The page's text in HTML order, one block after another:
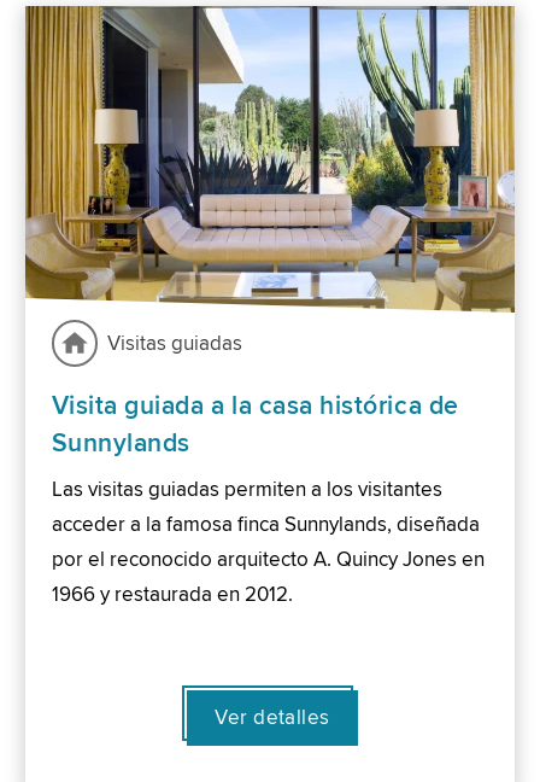
Visitas guiadas
Visita guiada a la casa histórica de
Sunnylands
Las visitas guiadas permiten a los visitantes
acceder a la famosa finca Sunnylands, diseñada
por el reconocido arquitecto A. Quincy Jones en
1966 y restaurada en 2012.
Ver detalles